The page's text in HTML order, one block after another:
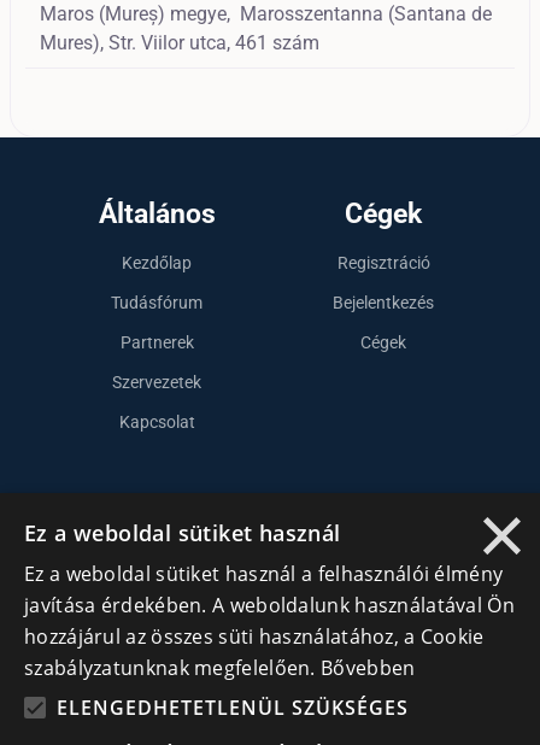
Maros (Mureș) megye, Marosszentanna (Santana de
Mures), Str. Viilor utca, 461 szám
Általános
Kezdőlap
Tudásfórum
Partnerek
Szervezetek
Kapcsolat
Cégek
Regisztráció
Bejelentkezés
Cégek
+40 740 856 970
×
Ez a weboldal sütiket használ
Ez a weboldal sütiket használ a felhasználói élmény
javítása érdekében. A weboldalunk használatával Ön
hozzájárul az összes süti használatához, a Cookie
szabályzatunknak megfelelően. Bővebben
ELENGEDHETETLENÜL SZÜKSÉGES